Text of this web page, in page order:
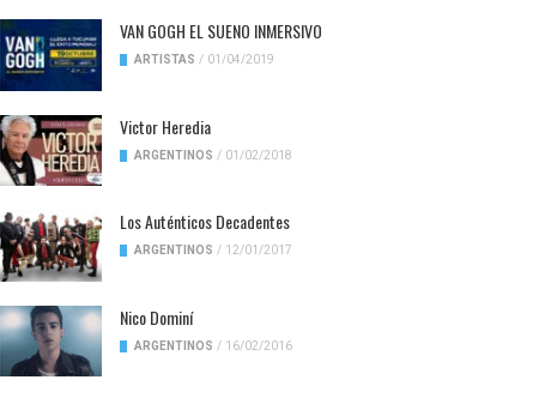
VAN GOGH EL SUENO INMERSIVO
ARTISTAS / 01/04/2019
Victor Heredia
ARGENTINOS / 01/02/2018
Los Auténticos Decadentes
ARGENTINOS / 12/01/2017
Nico Dominí
ARGENTINOS / 16/02/2016